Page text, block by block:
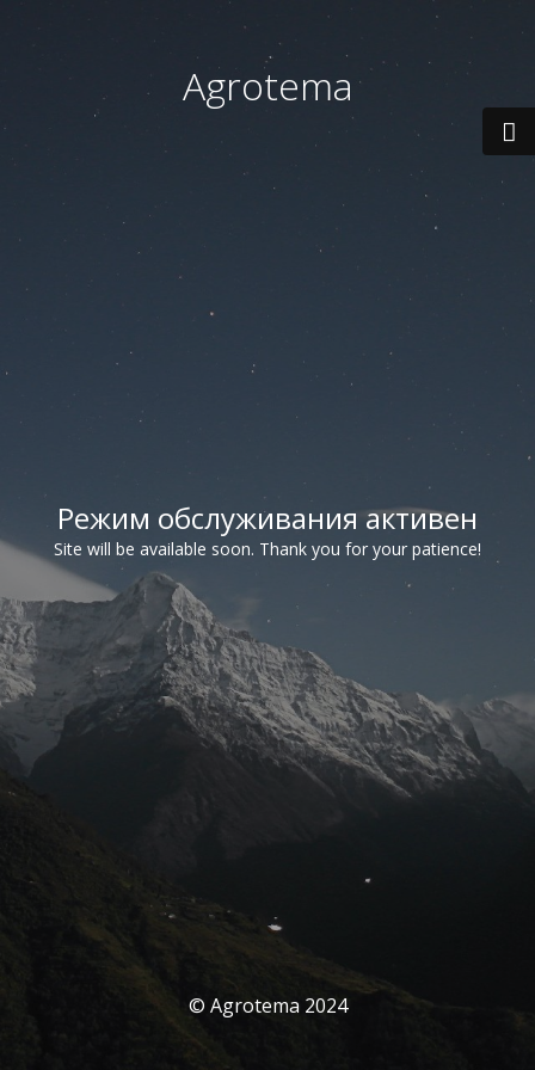
Agrotema
Режим обслуживания активен
Site will be available soon. Thank you for your patience!
© Agrotema 2024